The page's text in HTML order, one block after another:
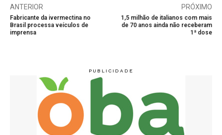
ANTERIOR
Fabricante da ivermectina no
Brasil processa veículos de
imprensa
PRÓXIMO
1,5 milhão de italianos com mais
de 70 anos ainda não receberam
1ª dose